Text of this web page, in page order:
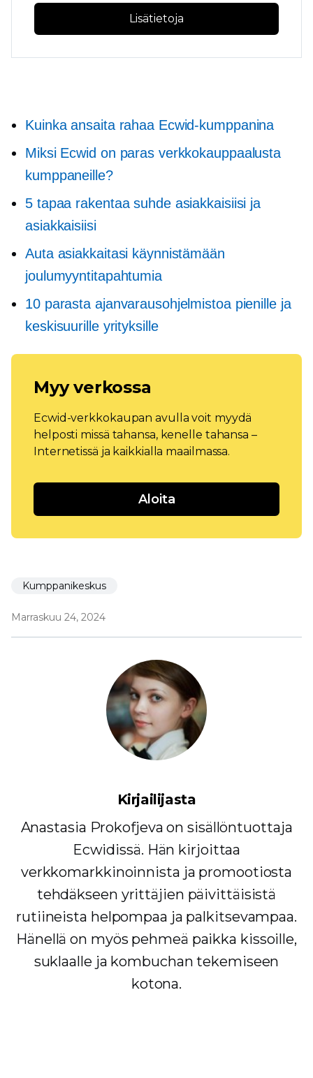
Lisätietoja
Kuinka ansaita rahaa Ecwid-kumppanina
Miksi Ecwid on paras verkkokauppaalusta
kumppaneille?
5 tapaa rakentaa suhde asiakkaisiisi ja
asiakkaisiisi
Auta asiakkaitasi käynnistämään
joulumyyntitapahtumia
10 parasta ajanvarausohjelmistoa pienille ja
keskisuurille yrityksille
Myy verkossa
Ecwid-verkkokaupan avulla voit myydä
helposti missä tahansa, kenelle tahansa –
Internetissä ja kaikkialla maailmassa.
Aloita
Kumppanikeskus
Marraskuu 24, 2024
Kirjailijasta
Anastasia Prokofjeva on sisällöntuottaja
Ecwidissä. Hän kirjoittaa
verkkomarkkinoinnista ja promootiosta
tehdäkseen yrittäjien päivittäisistä
rutiineista helpompaa ja palkitsevampaa.
Hänellä on myös pehmeä paikka kissoille,
suklaalle ja kombuchan tekemiseen
kotona.